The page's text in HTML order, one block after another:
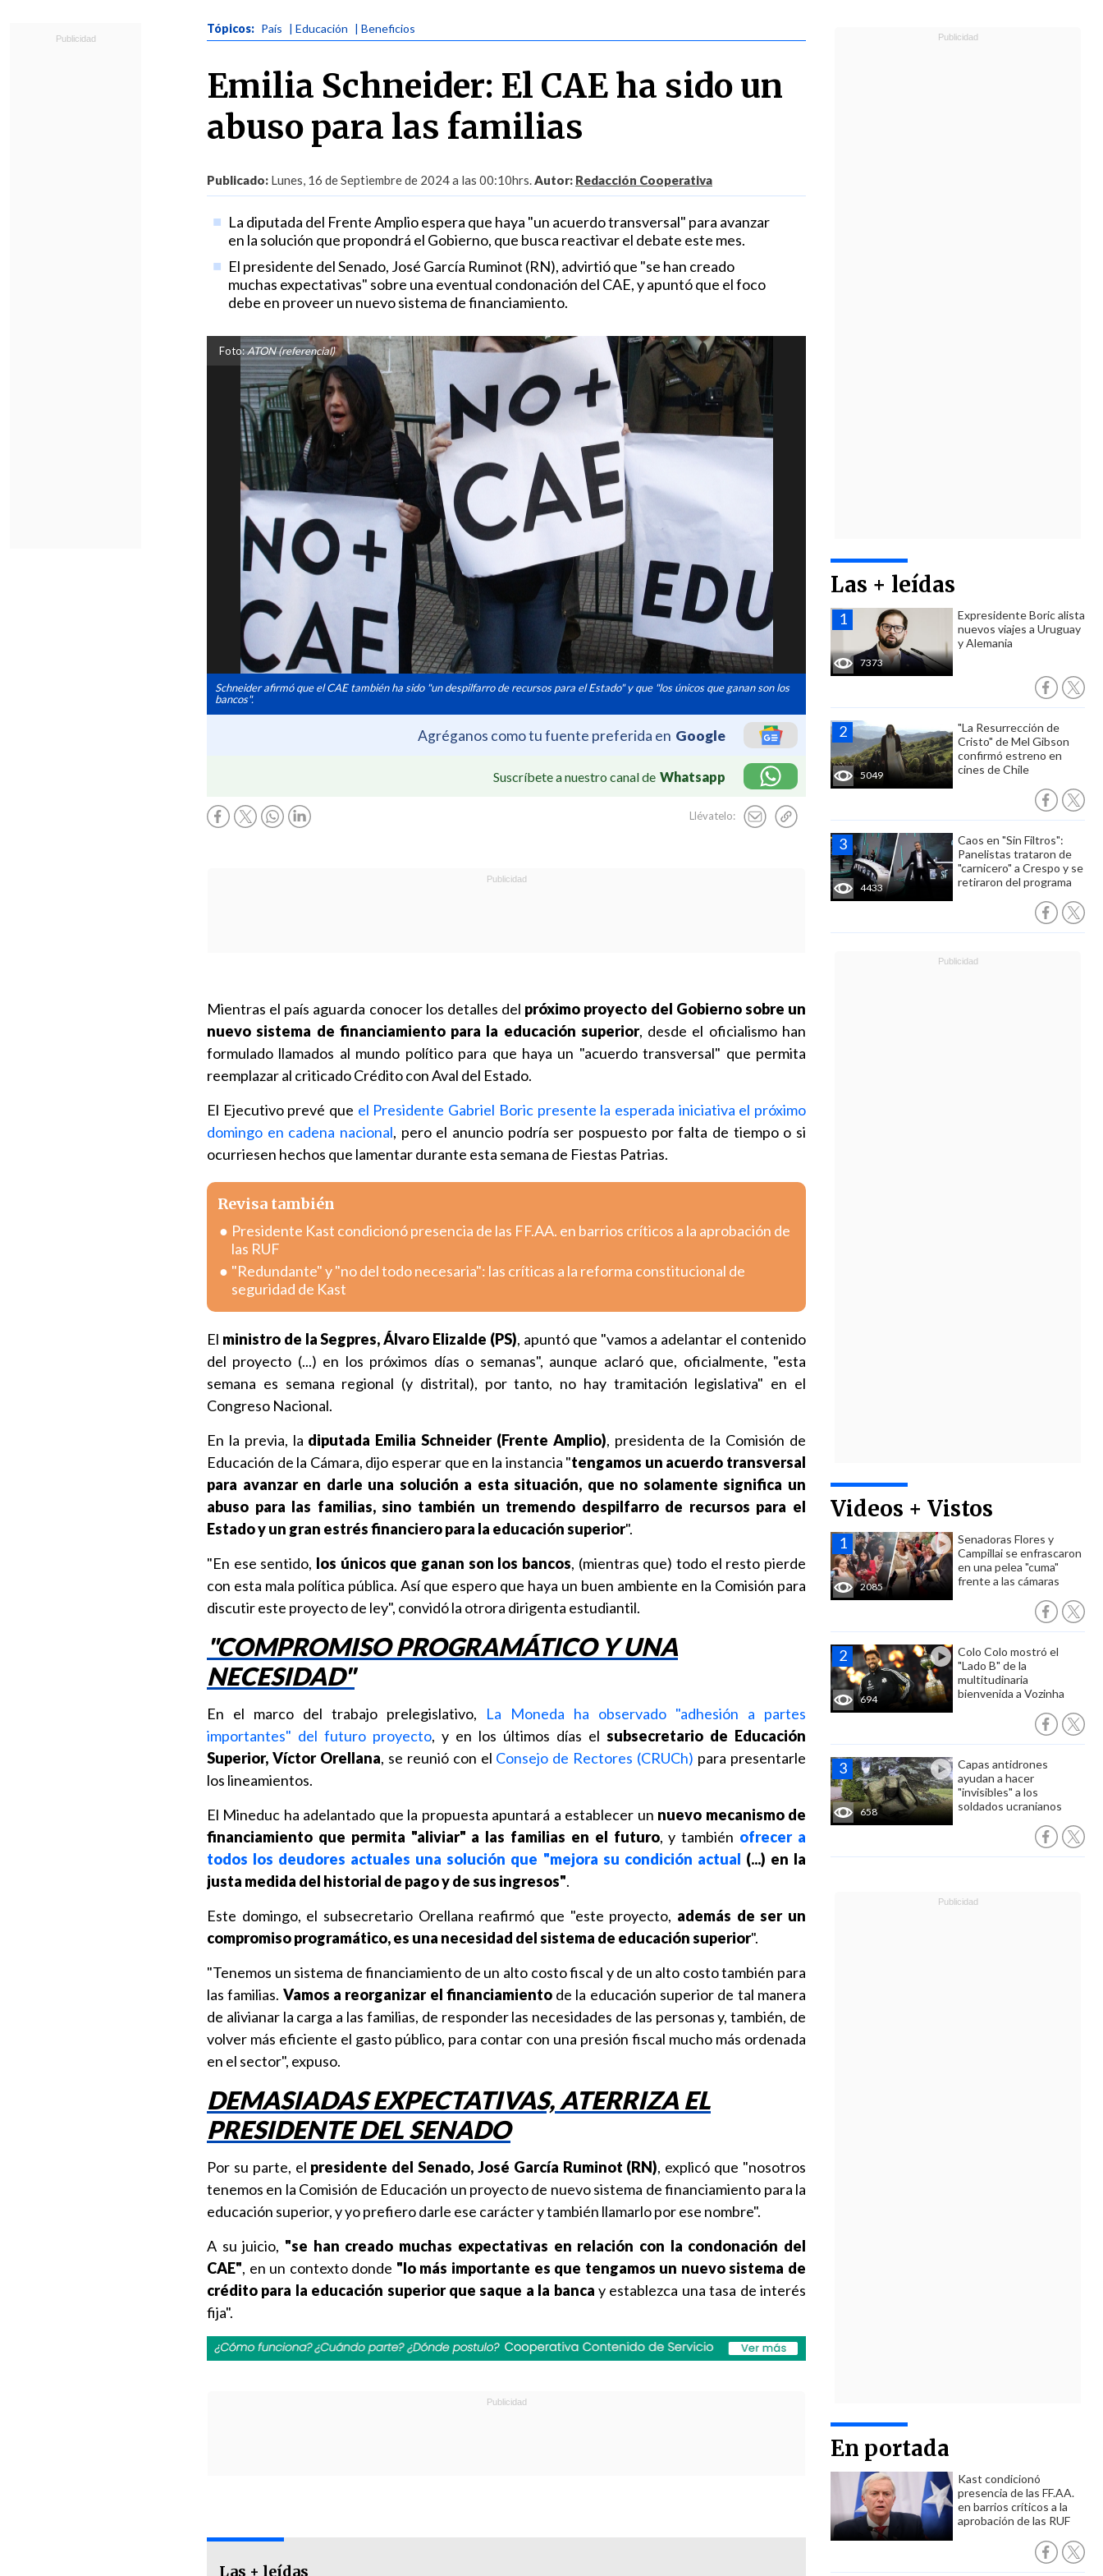
Tópicos: País | Educación | Beneficios
Emilia Schneider: El CAE ha sido un
abuso para las familias
Publicado: Lunes, 16 de Septiembre de 2024 a las 00:10hrs.Autor: Redacción Cooperativa
La diputada del Frente Amplio espera que haya "un acuerdo transversal" para avanzar
en la solución que propondrá el Gobierno, que busca reactivar el debate este mes.
El presidente del Senado, José García Ruminot (RN), advirtió que "se han creado
muchas expectativas" sobre una eventual condonación del CAE, y apuntó que el foco
debe en proveer un nuevo sistema de financiamiento.
Foto:ATON (referencial)
Schneider afirmó que el CAE también ha sido "un despilfarro de recursos para el Estado" y que "los únicos que ganan son los
bancos".
Agréganos como tu fuente preferida en Google
Suscríbete a nuestro canal de Whatsapp
Llévatelo:
Las + leídas
7373
Expresidente Boric alista
nuevos viajes a Uruguay
y Alemania
5049
"La Resurrección de
Cristo" de Mel Gibson
confirmó estreno en
cines de Chile
4433
Caos en "Sin Filtros":
Panelistas trataron de
"carnicero" a Crespo y se
retiraron del programa
Videos + Vistos
2085
Senadoras Flores y
Campillai se enfrascaron
en una pelea "cuma"
frente a las cámaras
694
Colo Colo mostró el
"Lado B" de la
multitudinaria
bienvenida a Vozinha
658
Capas antidrones
ayudan a hacer
"invisibles" a los
soldados ucranianos
En portada
Kast condicionó
presencia de las FF.AA.
en barrios críticos a la
aprobación de las RUF
Mientras el país aguarda conocer los detalles del próximo proyecto del Gobierno sobre un
nuevo sistema de financiamiento para la educación superior, desde el oficialismo han
formulado llamados al mundo político para que haya un "acuerdo transversal" que permita
reemplazar al criticado Crédito con Aval del Estado.
El Ejecutivo prevé que el Presidente Gabriel Boric presente la esperada iniciativa el próximo
domingo en cadena nacional, pero el anuncio podría ser pospuesto por falta de tiempo o si
ocurriesen hechos que lamentar durante esta semana de Fiestas Patrias.
Revisa también
Presidente Kast condicionó presencia de las FF.AA. en barrios críticos a la aprobación de
las RUF
"Redundante" y "no del todo necesaria": las críticas a la reforma constitucional de
seguridad de Kast
El ministro de la Segpres, Álvaro Elizalde (PS), apuntó que "vamos a adelantar el contenido
del proyecto (...) en los próximos días o semanas", aunque aclaró que, oficialmente, "esta
semana es semana regional (y distrital), por tanto, no hay tramitación legislativa" en el
Congreso Nacional.
En la previa, la diputada Emilia Schneider (Frente Amplio), presidenta de la Comisión de
Educación de la Cámara, dijo esperar que en la instancia "tengamos un acuerdo transversal
para avanzar en darle una solución a esta situación, que no solamente significa un
abuso para las familias, sino también un tremendo despilfarro de recursos para el
Estado y un gran estrés financiero para la educación superior".
"En ese sentido, los únicos que ganan son los bancos, (mientras que) todo el resto pierde
con esta mala política pública. Así que espero que haya un buen ambiente en la Comisión para
discutir este proyecto de ley", convidó la otrora dirigenta estudiantil.
"COMPROMISO PROGRAMÁTICO Y UNA
NECESIDAD"
En el marco del trabajo prelegislativo, La Moneda ha observado "adhesión a partes
importantes" del futuro proyecto, y en los últimos días el subsecretario de Educación
Superior, Víctor Orellana, se reunió con el Consejo de Rectores (CRUCh) para presentarle
los lineamientos.
El Mineduc ha adelantado que la propuesta apuntará a establecer un nuevo mecanismo de
financiamiento que permita "aliviar" a las familias en el futuro, y también ofrecer a
todos los deudores actuales una solución que "mejora su condición actual (...) en la
justa medida del historial de pago y de sus ingresos".
Este domingo, el subsecretario Orellana reafirmó que "este proyecto, además de ser un
compromiso programático, es una necesidad del sistema de educación superior".
"Tenemos un sistema de financiamiento de un alto costo fiscal y de un alto costo también para
las familias. Vamos a reorganizar el financiamientode la educación superior de tal manera
de alivianar la carga a las familias, de responder las necesidades de las personas y, también, de
volver más eficiente el gasto público, para contar con una presión fiscal mucho más ordenada
en el sector", expuso.
DEMASIADAS EXPECTATIVAS, ATERRIZA EL
PRESIDENTE DEL SENADO
Por su parte, el presidente del Senado, José García Ruminot (RN), explicó que "nosotros
tenemos en la Comisión de Educación un proyecto de nuevo sistema de financiamiento para la
educación superior, y yo prefiero darle ese carácter y también llamarlo por ese nombre".
A su juicio, "se han creado muchas expectativas en relación con la condonación del
CAE", en un contexto donde "lo más importante es que tengamos un nuevo sistema de
crédito para la educación superior que saque a la banca y establezca una tasa de interés
fija".
Las + leídas